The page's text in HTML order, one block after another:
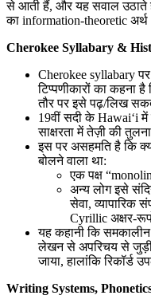
से आती हैं, और यह सवाल उठाते
का information-theoretic अर्थ
Cherokee Syllabary &
Cherokee syllabary
टिप्पणीकारों का कहना
तौर पर इसे पढ़/लिख
19वीं सदी के Hawaiʻi में
साक्षरता में तेज़ी की
इस पर असहमति है कि
बोलने वाला था:
एक पक्ष
अन्य लोग इसे
सेवा, व्यापारिक
Cyrillic अक्षर-
यह कहानी कि
लेखन से अपरिचय से
जाया, हालांकि रिकॉर्ड
Writing Systems,